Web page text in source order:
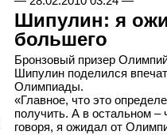
Шипулин: я
большего
Бронзовый призер
Шипулин поделился
Олимпиады.
«Главное, что это
получить. А в остальном –
говоря, я ожидал от